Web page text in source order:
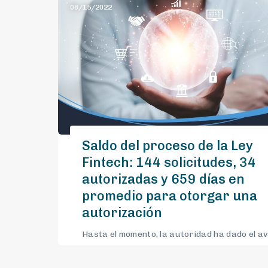
08/15/2022
Saldo del proceso de la Ley
Fintech: 144 solicitudes, 34
autorizadas y 659 días en
promedio para otorgar una
autorización
Hasta el momento, la autoridad ha dado el